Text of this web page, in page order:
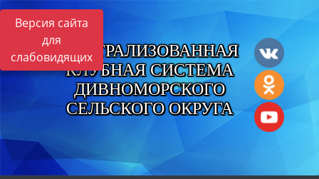
Версия сайта
для
слабовидящихЦЕНТРАЛИЗОВАННАЯ
КЛУБНАЯ СИСТЕМА
ДИВНОМОРСКОГО
СЕЛЬСКОГО ОКРУГА